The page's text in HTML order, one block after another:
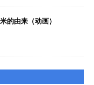
的由来（动画）